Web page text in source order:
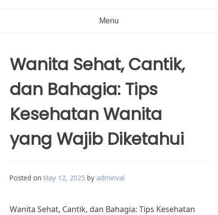
Menu
Wanita Sehat, Cantik,
dan Bahagia: Tips
Kesehatan Wanita
yang Wajib Diketahui
Posted on May 12, 2025 by adminval
Wanita Sehat, Cantik, dan Bahagia: Tips Kesehatan